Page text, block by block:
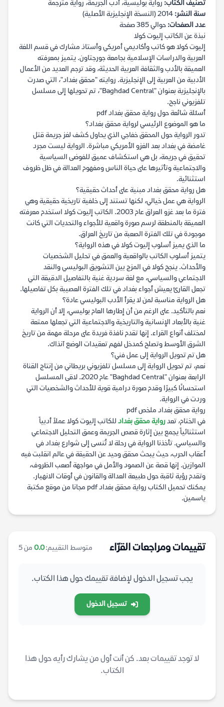
تصنيف الكتاب: رواية بوليسية، أدب الجريمة، رواية مترجمة
سنة النشر:
عدد الصفحات: حوالي 385 صفحة
نبذة عن الكاتب إليوت كولا
إليوت كولا هو كاتب وأكاديمي أمريكي وأستاذ مشارك في قسم اللغة
العربية والدراسات الإسلامية بجامعة جورجتاون. يتميز بمعرفته
العميقة بالأدب والثقافة العربية الحديثة، وقد ترجم العديد من الأعمال
الأدبية من العربية إلى الإنجليزية. روايته "محقق بغداد"، التي صدرت
بالإنجليزية بعنوان "Baghdad Central"، تم تحويلها إلى مسلسل
تلفزيوني ناجح.
أسئلة شائعة حول رواية محقق بغداد pdf
ما هو الموضوع الرئيسي لرواية محقق بغداد؟
تدور الرواية حول المحقق خفاجي الذي يحاول كشف لغز جريمة قتل
غامضة في بغداد بعد الغزو الأمريكي مباشرة. الرواية ليست مجرد
تحقيق في جريمة، بل هي استكشاف عميق للفوضى السياسية
والاجتماعية وتأثيرها على حياة الناس ومفهوم العدالة في ظل ظروف
استثنائية.
هل رواية محقق بغداد مبنية على أحداث حقيقية؟
الرواية هي عمل خيالي، لكنها تستند إلى خلفية تاريخية حقيقية وهي
فترة ما بعد غزو العراق عام 2003. الكاتب إليوت كولا استخدم معرفته
العميقة بالمنطقة لرسم صورة واقعية للأجواء والتحديات التي كانت
موجودة في تلك الفترة الصعبة من تاريخ العراق.
ما الذي يميز أسلوب إليوت كولا في هذه الرواية؟
يتميز أسلوب الكاتب بالواقعية والعمق في تحليل الشخصيات
والأحداث. ينجح كولا في المزج بين التشويق البوليسي والنقد
الاجتماعي والسياسي، مع لغة سردية غنية بالتفاصيل الدقيقة التي
تجعل القارئ يعيش أجواء بغداد في تلك الفترة العصيبة بكل تفاصيلها.
هل الرواية مناسبة لمن لا يقرأ الأدب البوليسي عادة؟
نعم بالتأكيد. على الرغم من أن إطارها العام بوليسي، إلا أن الرواية
غنية بالأبعاد الإنسانية والتاريخية والاجتماعية التي تجعلها ممتعة
لمختلف أنواع القراء. إنها تقدم نافذة فريدة على مرحلة مهمة من تاريخ
الشرق الأوسط وتصلح كمدخل لفهم تعقيدات الوضع آنذاك.
هل تم تحويل الرواية إلى عمل فني؟
نعم، تم تحويل الرواية إلى مسلسل تلفزيوني بريطاني من إنتاج القناة
الرابعة بعنوان "Baghdad Central" عام 2020. لاقى المسلسل
استحسانًا كبيرًا وقدم صورة درامية قوية للأحداث والشخصيات التي
وردت في الرواية.
رواية محقق بغداد ملخص pdf
في الختام، تعدرواية محقق بغداد للكاتب إليوت كولا عملاً أدبياً
استثنائياً يجمع بين إثارة قصص الجريمة وعمق التحليل الاجتماعي
والسياسي. تأخذنا الرواية في رحلة لا تُنسى إلى شوارع بغداد في
أعقاب الحرب، حيث يبحث محقق وحيد عن الحقيقة في عالم انقلبت فيه
الموازين. إنها قصة عن الصمود والأمل في مواجهة أصعب الظروف،
وتقدم رؤية ثاقبة حول طبيعة العدالة والقانون في أوقات الانهيار.
يمكنك تحميل الكتاب رواية محقق بغداد pdf مجانا من موقع مكتبة
ياسمين.
تقييمات ومراجعات القرّاء متوسط التقييم:0.0 من 5
يجب تسجيل الدخول لإضافة تقييمك حول هذا الكتاب.
تسجيل الدخول
لا توجد تقييمات بعد. كن أنت أول من يشارك رأيه حول هذا
الكتاب.